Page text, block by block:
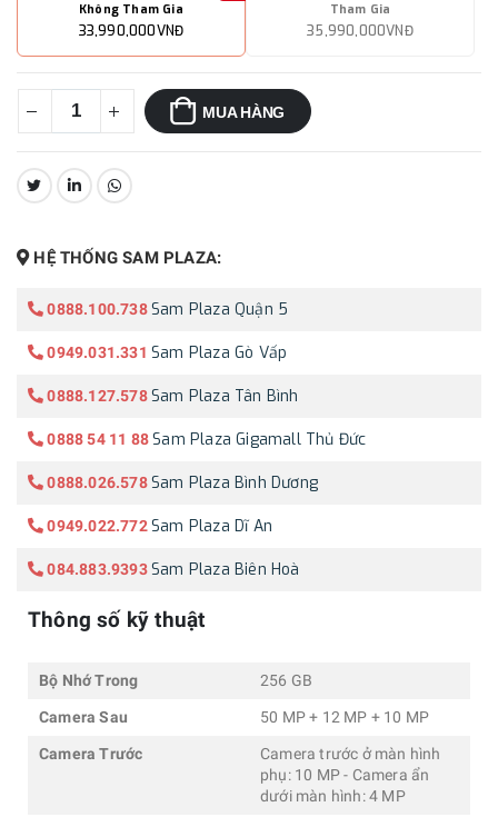
Không Tham Gia
33,990,000VNĐ
Tham Gia
35,990,000VNĐ
MUA HÀNG
CHIA SẺ:
HỆ THỐNG SAM PLAZA:
0888.100.738 Sam Plaza Quận 5
0949.031.331 Sam Plaza Gò Vấp
0888.127.578 Sam Plaza Tân Bình
0888 54 11 88 Sam Plaza Gigamall Thủ Đức
0888.026.578 Sam Plaza Bình Dương
0949.022.772 Sam Plaza Dĩ An
084.883.9393 Sam Plaza Biên Hoà
Thông số kỹ thuật
Bộ Nhớ Trong 256 GB
Camera Sau 50 MP + 12 MP + 10 MP
Camera Trước
Camera trước ở màn hình
phụ: 10 MP - Camera ẩn
dưới màn hình: 4 MP